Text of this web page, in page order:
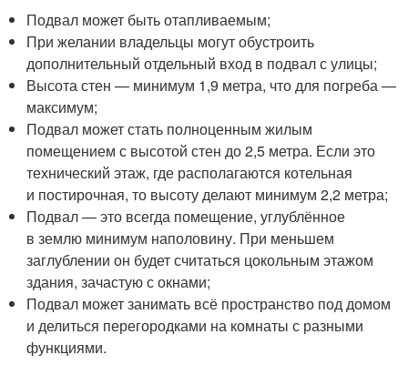
Подвал может быть отапливаемым;
При желании владельцы могут обустроить
дополнительный отдельный вход в подвал с улицы;
Высота стен — минимум 1,9 метра, что для погреба —
максимум;
Подвал может стать полноценным жилым
помещением с высотой стен до 2,5 метра. Если это
технический этаж, где располагаются котельная
и постирочная, то высоту делают минимум 2,2 метра;
Подвал — это всегда помещение, углублённое
в землю минимум наполовину. При меньшем
заглублении он будет считаться цокольным этажом
здания, зачастую с окнами;
Подвал может занимать всё пространство под домом
и делиться перегородками на комнаты с разными
функциями.